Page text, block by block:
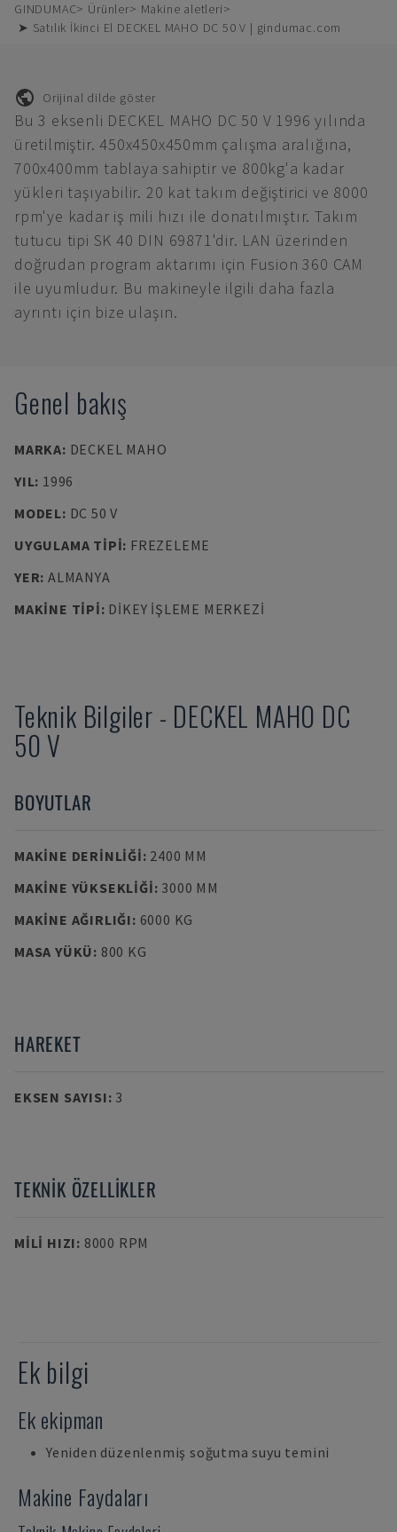
GINDUMAC Ürünler
Makine aletleri
➤ Satılık İkinci El DECKEL MAHO DC 50 V | gindumac.com
Orijinal dilde göster
Bu 3 eksenli DECKEL MAHO DC 50 V 1996 yılında
üretilmiştir. 450x450x450mm çalışma aralığına,
700x400mm tablaya sahiptir ve 800kg'a kadar
yükleri taşıyabilir. 20 kat takım değiştirici ve 8000
rpm'ye kadar iş mili hızı ile donatılmıştır. Takım
tutucu tipi SK 40 DIN 69871'dir. LAN üzerinden
doğrudan program aktarımı için Fusion 360 CAM
ile uyumludur. Bu makineyle ilgili daha fazla
ayrıntı için bize ulaşın.
Genel bakış
MARKA: DECKEL MAHO
YIL: 1996
MODEL: DC 50 V
UYGULAMA TIPI: FREZELEME
YER: ALMANYA
MAKINE TIPI: DIKEY İŞLEME MERKEZI
Teknik Bilgiler - DECKEL MAHO DC
50 V
BOYUTLAR
MAKINE DERINLIĞI: 2400 MM
MAKINE YÜKSEKLIĞI: 3000 MM
MAKINE AĞIRLIĞI: 6000 KG
MASA YÜKÜ: 800 KG
HAREKET
EKSEN SAYISI: 3
TEKNIK ÖZELLIKLER
MILI HIZI: 8000 RPM
Ek bilgi
Ek ekipman
Yeniden düzenlenmiş soğutma suyu temini
Makine Faydaları